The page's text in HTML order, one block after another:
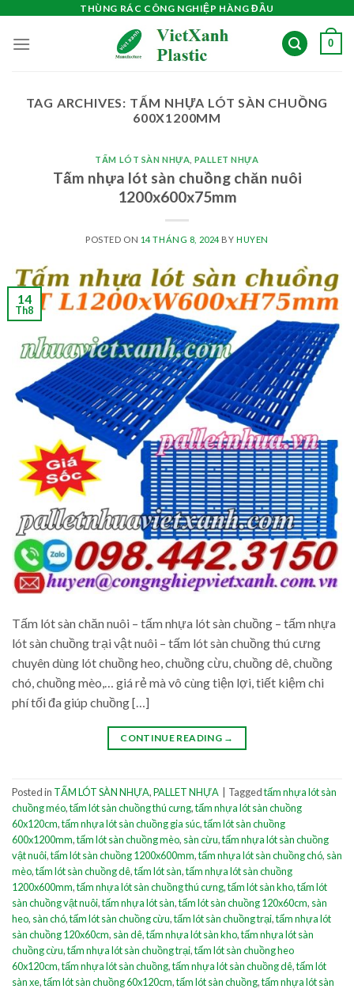
content
THÙNG RÁC CÔNG NGHIỆP HÀNG ĐẦU
0
TAG ARCHIVES: TẤM NHỰA LÓT SÀN CHUỒNG
600X1200MM
TẤM LÓT SÀN NHỰA ,PALLET NHỰA
Tấm nhựa lót sàn chuồng chăn nuôi
1200x600x75mm
POSTED ON 14 THÁNG 8, 2024BY HUYEN
14
Th8
Tấm lót sàn chăn nuôi – tấm nhựa lót sàn chuồng – tấm nhựa
lót sàn chuồng trại vật nuôi – tấm lót sàn chuồng thú cưng
chuyên dùng lót chuồng heo, chuồng cừu, chuồng dê, chuồng
chó, chuồng mèo,… giá rẻ mà vô cùng tiện lợi, tiết kiệm chi
phí tối đa giúp chuồng […]
CONTINUE READING →
Posted in TẤM LÓT SÀN NHỰA,PALLET NHỰA Taggedtấm nhựa lót sàn
chuồng méo,tấm lót sàn chuồng thú cưng,tấm nhựa lót sàn chuồng
60x120cm,tấm nhựa lót sàn chuồng gia súc,tấm lót sàn chuồng
600x1200mm,tấm lót sàn chuồng mèo, sàn cừu,tấm nhựa lót sàn chuồng
vật nuôi,tấm lót sàn chuồng 1200x600mm,tấm nhựa lót sàn chuồng chó, sàn
mèo,tấm lót sàn chuồng dê,tấm lót sàn,tấm nhựa lót sàn chuồng
1200x600mm,tấm nhựa lót sàn chuồng thú cưng,tấm lót sàn kho,tấm lót
sàn chuồng vật nuôi,tấm nhựa lót sàn,tấm lót sàn chuồng 120x60cm, sàn
heo, sàn chó,tấm lót sàn chuồng cừu,tấm lót sàn chuồng trại,tấm nhựa lót
sàn chuồng 120x60cm, sàn dê,tấm nhựa lót sàn kho,tấm nhựa lót sàn
chuồng cừu,tấm nhựa lót sàn chuồng trại,tấm lót sàn chuồng heo
60x120cm,tấm nhựa lót sàn chuồng,tấm nhựa lót sàn chuồng dê,tấm lót
sàn xe,tấm lót sàn chuồng 60x120cm,tấm lót sàn chuồng,tấm nhựa lót sàn